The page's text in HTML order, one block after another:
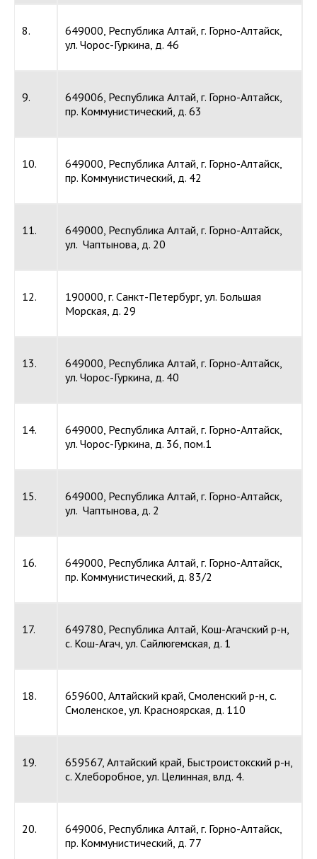
8.
649000, Республика Алтай, г. Горно-Алтайск,
ул. Чорос-Гуркина, д. 46
9.
649006, Республика Алтай, г. Горно-Алтайск,
пр. Коммунистический, д. 63
10.
649000, Республика Алтай, г. Горно-Алтайск,
пр. Коммунистический, д. 42
11.
649000, Республика Алтай, г. Горно-Алтайск,
ул. Чаптынова, д. 20
12.
190000, г. Санкт-Петербург, ул. Большая
Морская, д. 29
13.
649000, Республика Алтай, г. Горно-Алтайск,
ул. Чорос-Гуркина, д. 40
14.
649000, Республика Алтай, г. Горно-Алтайск,
ул. Чорос-Гуркина, д. 36, пом.1
15.
649000, Республика Алтай, г. Горно-Алтайск,
ул. Чаптынова, д. 2
16.
649000, Республика Алтай, г. Горно-Алтайск,
пр. Коммунистический, д. 83/2
17.
649780, Республика Алтай, Кош-Агачский р-н,
с. Кош-Агач, ул. Сайлюгемская, д. 1
18.
659600, Алтайский край, Смоленский р-н, с.
Смоленское, ул. Красноярская, д. 110
19.
659567, Алтайский край, Быстроистокский р-н,
с. Хлеборобное, ул. Целинная, влд. 4.
20.
649006, Республика Алтай, г. Горно-Алтайск,
пр. Коммунистический, д. 77